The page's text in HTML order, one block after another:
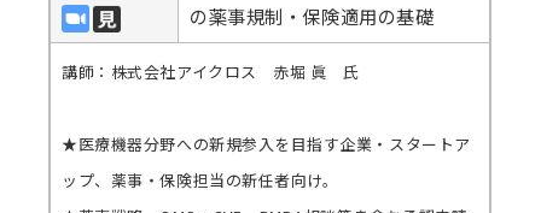
の薬事規制・保険適用の基礎
講師：株式会社アイクロス 赤堀 眞 氏
★医療機器分野への新規参入を目指す企業・スタートア
ップ、薬事・保険担当の新任者向け。